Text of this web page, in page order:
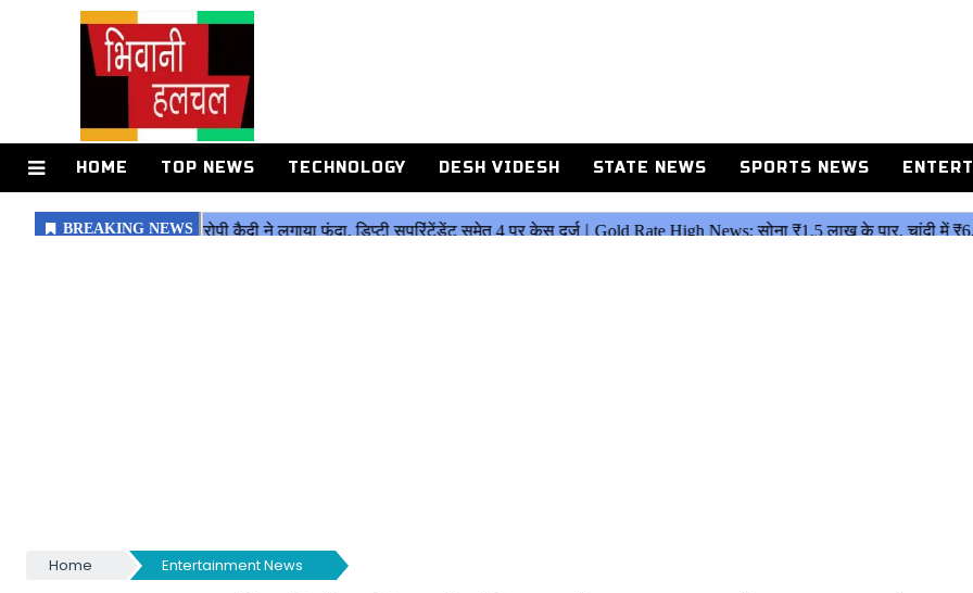
HOME TOP NEWS TECHNOLOGY DESH VIDESH STATE NEWS SPORTS NEWS
Home Entertainment News